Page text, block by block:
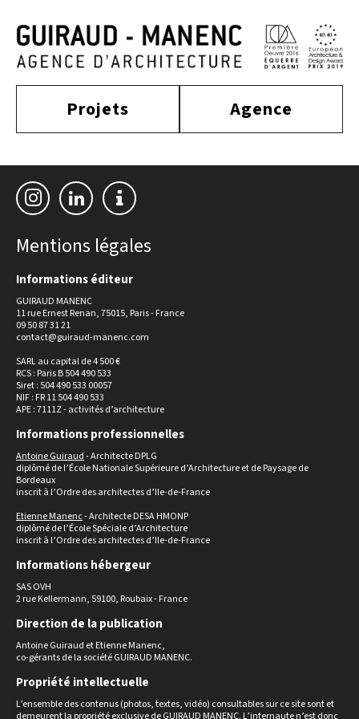
Projets Agence
construit
tertiaire
habitat
sport
équipement
tourisme
actualité
approche
équipe
Mentions légales
Informations éditeur
GUIRAUD MANENC
11 rue Ernest Renan, 75015, Paris - France
09 50 87 31 21
contact@guiraud-manenc.com
SARL au capital de 4 500 €
RCS : Paris B 504 490 533
Siret : 504 490 533 00057
NIF : FR 11 504 490 533
APE : 7111Z - activités d’architecture
Informations professionnelles
Antoine Guiraud- Architecte DPLG
diplômé de l’École Nationale Supérieure d’Architecture et de Paysage de
Bordeaux
inscrit à l’Ordre des architectes d’Ile-de-France
Etienne Manenc- Architecte DESA HMONP
diplômé de l’École Spéciale d’Architecture
inscrit à l’Ordre des architectes d’Ile-de-France
Informations hébergeur
SAS OVH
2 rue Kellermann, 59100, Roubaix - France
Direction de la publication
Antoine Guiraud et Etienne Manenc,
co-gérants de la société GUIRAUD MANENC.
Propriété intellectuelle
L’ensemble des contenus (photos, textes, vidéo) consultables sur ce site sont et